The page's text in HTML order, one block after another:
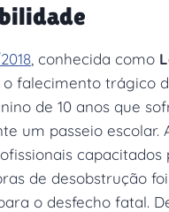
, conhecida como
falecimento trágico
de 10 anos que
um passeio escolar.
capacitados
de desobstrução foi
o desfecho fatal.